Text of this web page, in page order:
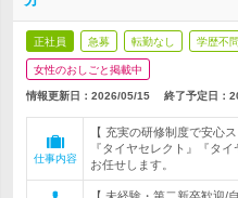
正社員 急募 転勤なし 学歴不問
女性のおしごと掲載中
情報更新日：2026/05/15 終了予定日：
仕事内容
【 充実の研修制度で安心
『タイヤセレクト』『タ
お任せします。
【 未経験・第二新卒歓迎/